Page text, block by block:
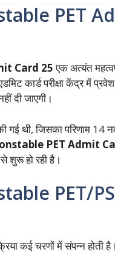
PET
Card 25एक अत्यंत
कार्ड परीक्षा केंद्र में
दी जाएगी।
थी, जिसका परिणाम 14
PET Admit
शुरू हो रही है।
PET/
कई चरणों में संपन्न होती